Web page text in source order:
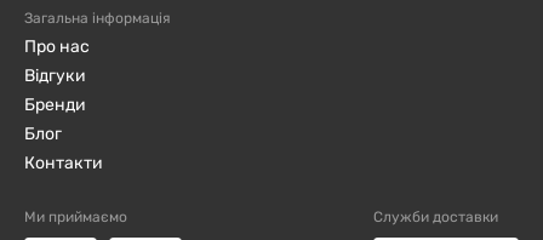
Загальна інформація
Про нас
Відгуки
Бренди
Блог
Контакти
Ми приймаємо Служби доставки